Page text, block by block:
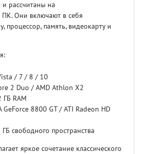
рассчитаны на
ПК. Они включают в себя
процессор, память, видеокарту и
/ 7 / 8 / 10
2 Duo / AMD Athlon X2
RAM
GeForce 8800 GT / ATI Radeon HD
свободного пространства
яркое сочетание классического